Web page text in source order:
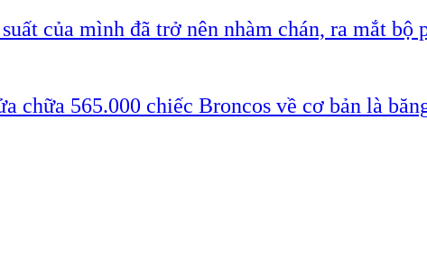
của mình đã trở nên nhàm chán, ra mắt bộ
chữa 565.000 chiếc Broncos về cơ bản là